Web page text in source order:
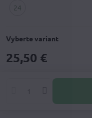
24
Vyberte variant
25,50 €